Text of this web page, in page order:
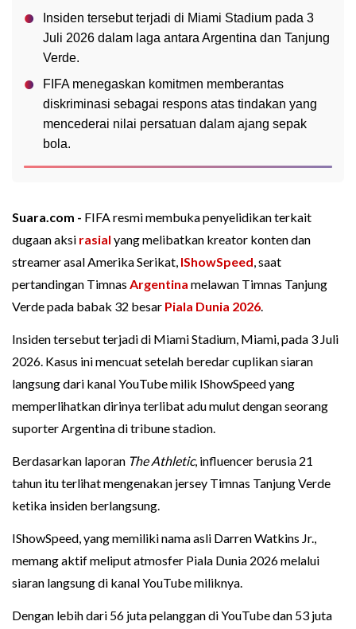
Insiden tersebut terjadi di Miami Stadium pada 3
Juli 2026 dalam laga antara Argentina dan Tanjung
Verde.
FIFA menegaskan komitmen memberantas
diskriminasi sebagai respons atas tindakan yang
mencederai nilai persatuan dalam ajang sepak
bola.
Suara.com - FIFA resmi membuka penyelidikan terkait
dugaan aksi rasial yang melibatkan kreator konten dan
streamer asal Amerika Serikat, IShowSpeed, saat
pertandingan Timnas Argentina melawan Timnas Tanjung
Verde pada babak 32 besar Piala Dunia 2026.
Insiden tersebut terjadi di Miami Stadium, Miami, pada 3 Juli
2026. Kasus ini mencuat setelah beredar cuplikan siaran
langsung dari kanal YouTube milik IShowSpeed yang
memperlihatkan dirinya terlibat adu mulut dengan seorang
suporter Argentina di tribune stadion.
Berdasarkan laporan The Athletic, influencer berusia 21
tahun itu terlihat mengenakan jersey Timnas Tanjung Verde
ketika insiden berlangsung.
IShowSpeed, yang memiliki nama asli Darren Watkins Jr.,
memang aktif meliput atmosfer Piala Dunia 2026 melalui
siaran langsung di kanal YouTube miliknya.
Dengan lebih dari 56 juta pelanggan di YouTube dan 53 juta